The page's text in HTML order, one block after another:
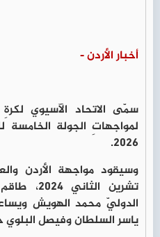
أخبار الأردن -
سمّى الاتحاد الآسيوي
لمواجهاتِ الجولة الخامسة
2026.
تشرين
الدوليّ محمد الهويش
ياسر السلطان وفيصل البلوي